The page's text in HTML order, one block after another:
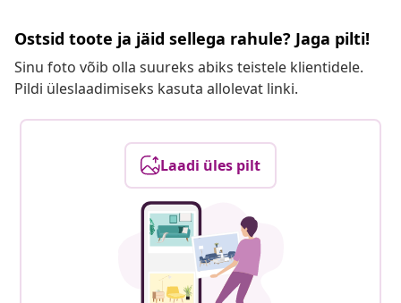
Ostsid toote ja jäid sellega rahule? Jaga pilti!
Sinu foto võib olla suureks abiks teistele klientidele.
Pildi üleslaadimiseks kasuta allolevat linki.
Laadi üles pilt